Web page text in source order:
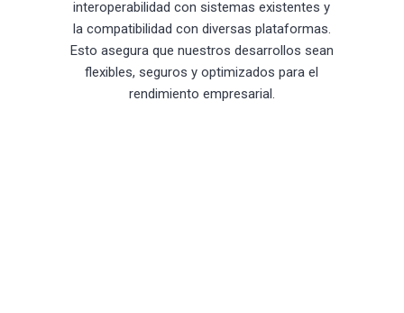
interoperabilidad con sistemas existentes y
la compatibilidad con diversas plataformas.
Esto asegura que nuestros desarrollos sean
flexibles, seguros y optimizados para el
rendimiento empresarial.